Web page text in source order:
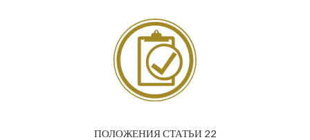
ПОЛОЖЕНИЯ СТАТЬИ 22